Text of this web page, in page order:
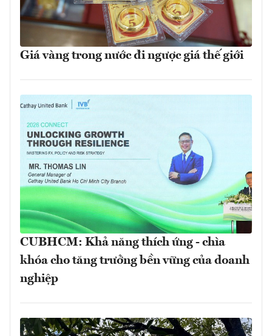
Giá vàng trong nước đi ngược giá thế giới
CUBHCM: Khả năng thích ứng - chìa
khóa cho tăng trưởng bền vững của doanh
nghiệp